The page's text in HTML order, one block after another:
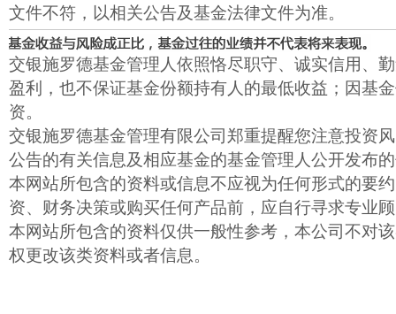
文件不符，以相关公告及基金法律文件为准。
交银施罗德基金管理人依照恪尽职守、诚实信用、
盈利，也不保证基金份额持有人的最低收益；因基
资。
交银施罗德基金管理有限公司郑重提醒您注意投资
公告的有关信息及相应基金的基金管理人公开发布
本网站所包含的资料或信息不应视为任何形式的要
资、财务决策或购买任何产品前，应自行寻求专业
本网站所包含的资料仅供一般性参考，本公司不对
权更改该类资料或者信息。